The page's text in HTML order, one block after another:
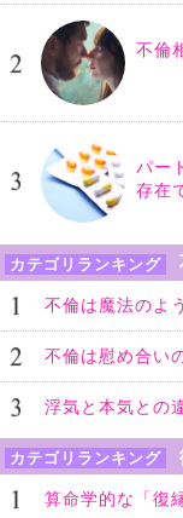
不倫
パー
存在
カテゴリランキング
不倫は魔法のよ
不倫は慰め合い
浮気と本気との
カテゴリランキング
算命学的な「復